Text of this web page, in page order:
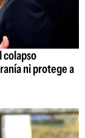
colapso
ni protege a